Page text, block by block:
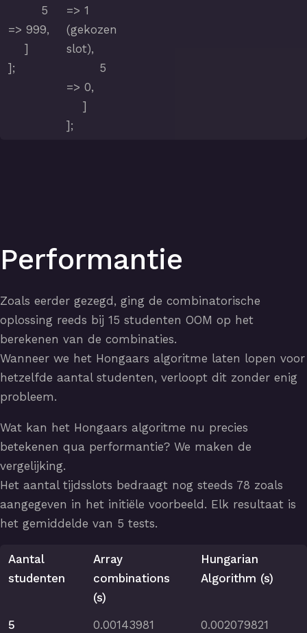
5
=> 999,
]
];
=> 1
(gekozen
slot),
5
=> 0,
]
];
Performantie
Zoals eerder gezegd, ging de combinatorische
oplossing reeds bij 15 studenten OOM op het
berekenen van de combinaties.
Wanneer we het Hongaars algoritme laten lopen voor
hetzelfde aantal studenten, verloopt dit zonder enig
probleem.
Wat kan het Hongaars algoritme nu precies
betekenen qua performantie? We maken de
vergelijking.
Het aantal tijdsslots bedraagt nog steeds 78 zoals
aangegeven in het initiële voorbeeld. Elk resultaat is
het gemiddelde van 5 tests.
Aantal
studenten
Array
combinations
(s)
Hungarian
Algorithm (s)
5 0.00143981
0.002079821